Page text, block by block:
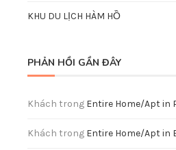
KHU DU LỊCH HÀM HỒ
PHẢN HỒI GẦN ĐÂY
Khách trong Entire Home/Apt in
Khách trong Entire Home/Apt in